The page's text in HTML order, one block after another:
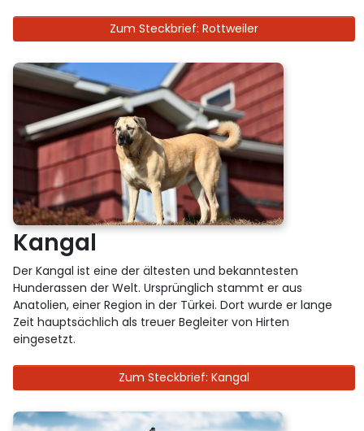
Zum Steckbrief: Rottweiler
Kangal
Der Kangal ist eine der ältesten und bekanntesten
Hunderassen der Welt. Ursprünglich stammt er aus
Anatolien, einer Region in der Türkei. Dort wurde er lange
Zeit hauptsächlich als treuer Begleiter von Hirten
eingesetzt.
Zum Steckbrief: Kangal